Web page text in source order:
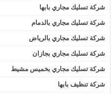
شركة تسليك مجاري بابها
شركة تسليك مجاري بالدمام
شركة تسليك مجاري بالرياض
شركة تسليك مجاري بجازان
شركة تسليك مجاري بخميس مشيط
شركة تنظيف بابها